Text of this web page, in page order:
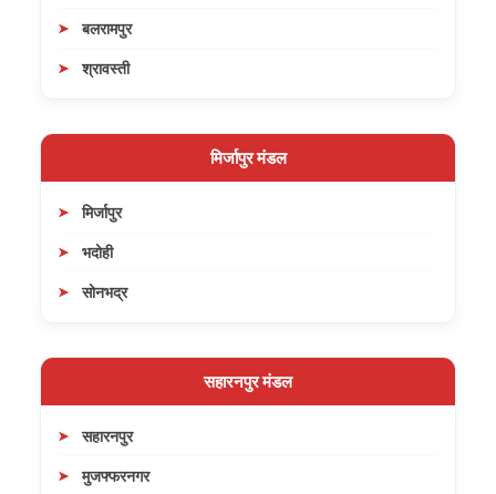
बलरामपुर
श्रावस्ती
मिर्जापुर मंडल
मिर्जापुर
भदोही
सोनभद्र
सहारनपुर मंडल
सहारनपुर
मुजफ्फरनगर